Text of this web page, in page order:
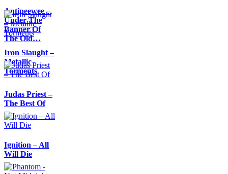
Antipeewee –
Under The
Banner Of
The Old…
Iron Slaught –
Metallic
Torments
Judas Priest –
The Best Of
Ignition – All
Will Die